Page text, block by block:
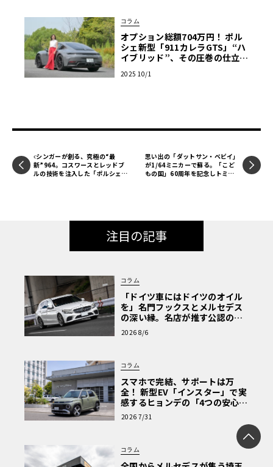
コラム
オプション総額704万円！ ポル
シェ新型「911カレラGTS」“ハ
イブリッド”、その圧巻の仕立て
ポーツ驚愕オプション紹介】
2025 10/1
シンガーが創る、究極の“最
新”964。コスワースとレッドブ
ルの技術を注入した「ポルシェ9
思い出の「ダットサン・ベビイ」
が1/64ミニカーで蘇る。「こど
もの国」60周年を記念しトミー
注目の記事
コラム
「ドイツ車にはドイツのオイル
を」名門フックスとメルセデス
の深い縁。名店が推す公認の安
心と、Cクラスで味わうシルキー
な走り〈PR〉
2026 8/6
コラム
スマホで完結、サポートは万
全！ 新型EV「インスター」で実
感するヒョンデの「4つの安心」
【第1回・ヒョンデ6つの疑問：
Why? Hyundai?】〈PR〉
2026 7/31
コラム